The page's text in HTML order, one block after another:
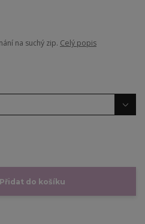
na suchý zip. Celý popis
Přidat do košíku